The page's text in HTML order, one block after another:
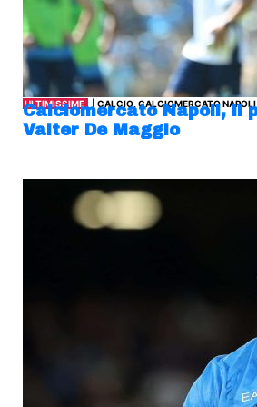
ULTIMISSIME | CALCIO, CALCIOMERCATO NAPOLI
Calciomercato Napoli, il
Valter De Maggio